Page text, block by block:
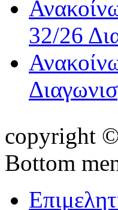
32/26
copyright
Bottom